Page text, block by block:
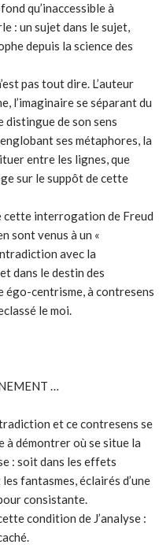
qu’inaccessible à
: un sujet dans le sujet,
depuis la science des
pas tout dire. L’auteur
l’imaginaire se séparant du
distingue de son sens
ses métaphores, la
entre les lignes, que
sur le suppôt de cette
cette interrogation de Freud
sont venus à un «
avec la
dans le destin des
égo-centrisme, à contresens
le moi.
…
et ce contresens se
démontrer où se situe la
: soit dans les effets
fantasmes, éclairés d’une
consistante.
condition de J’analyse :